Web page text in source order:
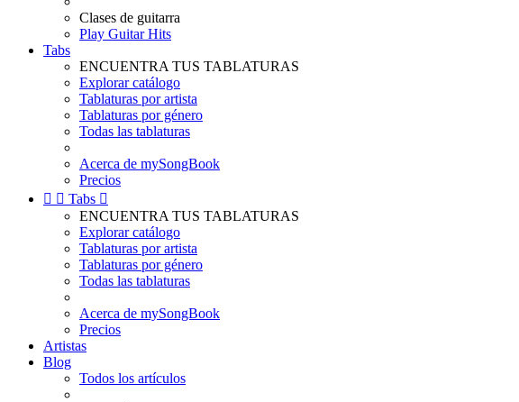
Clases de guitarra
Play Guitar Hits
Tabs
ENCUENTRA TUS TABLATURAS
Explorar catálogo
Tablaturas por artista
Tablaturas por género
Todas las tablaturas
Acerca de mySongBook
Precios
  Tabs 
ENCUENTRA TUS TABLATURAS
Explorar catálogo
Tablaturas por artista
Tablaturas por género
Todas las tablaturas
Acerca de mySongBook
Precios
Artistas
Blog
Todos los artículos